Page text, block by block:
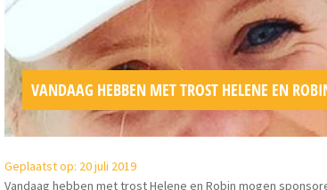
VANDAAG HEBBEN MET TROST HELENE EN
Geplaatst op: 20 juli 2019
Vandaag hebben met trost Helene en Robin mogen